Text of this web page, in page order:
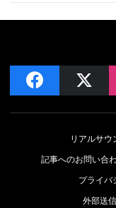
facebook
リアルサウ
記事へのお問い合
プライバ
外部送